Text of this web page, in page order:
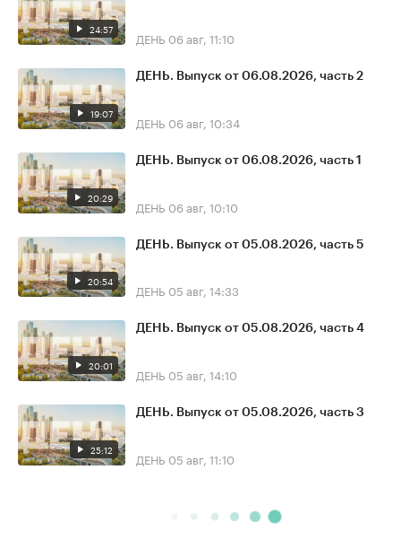
24:57 ДЕНЬ 06 авг, 11:10
19:07
ДЕНЬ. Выпуск от 06.08.2026, часть 2
ДЕНЬ 06 авг, 10:34
20:29
ДЕНЬ. Выпуск от 06.08.2026, часть 1
ДЕНЬ 06 авг, 10:10
20:54
ДЕНЬ. Выпуск от 05.08.2026, часть 5
ДЕНЬ 05 авг, 14:33
20:01
ДЕНЬ. Выпуск от 05.08.2026, часть 4
ДЕНЬ 05 авг, 14:10
25:12
ДЕНЬ. Выпуск от 05.08.2026, часть 3
ДЕНЬ 05 авг, 11:10